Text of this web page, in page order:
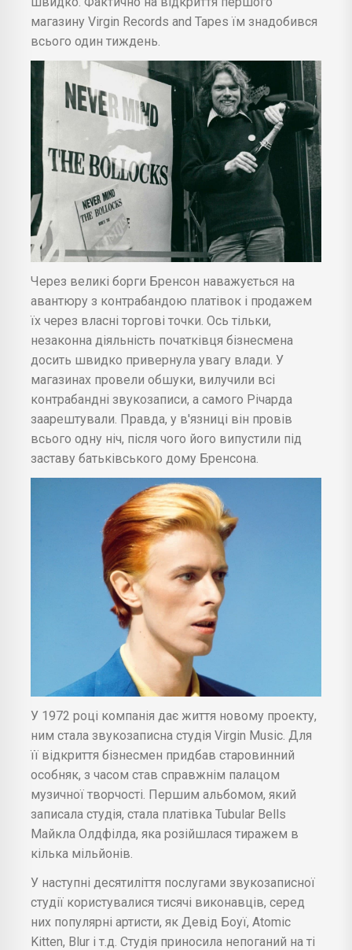
магазину Virgin Records and Tapes їм знадобився
всього один тиждень.
Через великі борги Бренсон наважується на
авантюру з контрабандою платівок і продажем
їх через власні торгові точки. Ось тільки,
незаконна діяльність початківця бізнесмена
досить швидко привернула увагу влади. У
магазинах провели обшуки, вилучили всі
контрабандні звукозаписи, а самого Річарда
заарештували. Правда, у в'язниці він провів
всього одну ніч, після чого його випустили під
заставу батьківського дому Бренсона.
У 1972 році компанія дає життя новому проекту,
ним стала звукозаписна студія Virgin Music. Для
її відкриття бізнесмен придбав старовинний
особняк, з часом став справжнім палацом
музичної творчості. Першим альбомом, який
записала студія, стала платівка Tubular Bells
Майкла Олдфілда, яка розійшлася тиражем в
кілька мільйонів.
У наступні десятиліття послугами звукозаписної
студії користувалися тисячі виконавців, серед
них популярні артисти, як Девід Боуї, Atomic
Kitten, Blur і т.д. Студія приносила непоганий на ті